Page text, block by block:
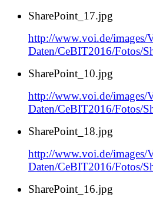
SharePoint_17.jpg
http://www.voi.de/images/
Daten/CeBIT2016/Fotos/
SharePoint_10.jpg
http://www.voi.de/images/
Daten/CeBIT2016/Fotos/
SharePoint_18.jpg
http://www.voi.de/images/
Daten/CeBIT2016/Fotos/
SharePoint_16.jpg